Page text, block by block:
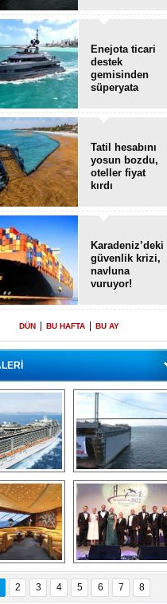
Enejota ticari
destek
gemisinden
süperyata
Tatil hesabını
yosun bozdu,
oteller fiyat
kırdı
Karadeniz’deki
güvenlik krizi,
navluna
vuruyor!
DÜN BU HAFTA BU AY
gemi”
ile MSC
Dünyada tek!
Denizaltı yüzer
havuzu intikal
seyrine başladı
55 milyon
turizm geliri
5. Bosphorus Ship
Brokers Dinner,
İstanbul’da yapıldı
2 3 4 5 6 7 8